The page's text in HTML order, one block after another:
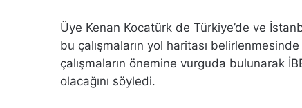
Üye Kenan Kocatürk de Türkiye’de ve
bu çalışmaların yol haritası
çalışmaların önemine vurguda bulunarak İBB
olacağını söyledi.